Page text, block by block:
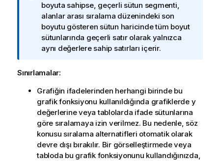
i
l
g
i
n
t
boyuta sahipse, geçerli sütun segmenti,
alanlar arası sıralama düzenindeki son
boyutu gösteren sütun haricinde tüm boyut
sütunlarında geçerli satır olarak yalnızca
aynı değerlere sahip satırları içerir.
Sınırlamalar:
Grafiğin ifadelerinden herhangi birinde bu
grafik fonksiyonu kullanıldığında grafiklerde y
değerlerine veya tablolarda ifade sütunlarına
göre sıralamaya izin verilmez. Bu nedenle, söz
konusu sıralama alternatifleri otomatik olarak
devre dışı bırakılır. Bir görselleştirmede veya
tabloda bu grafik fonksiyonunu kullandığınızda,